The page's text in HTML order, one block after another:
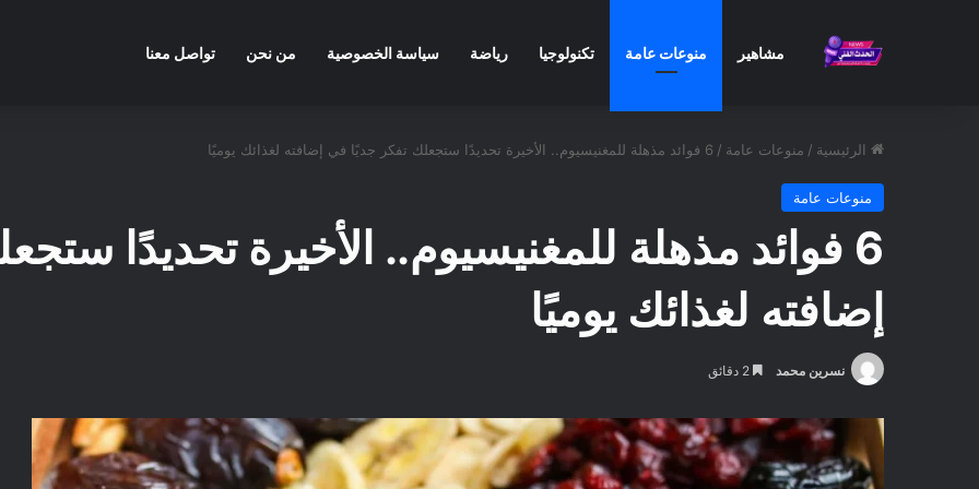
مشاهير منوعات عامة تكنولوجيا رياضة سياسة الخصوصية من نحن تواصل معنا
الرئيسية / منوعات عامة / 6 فوائد مذهلة للمغنيسيوم.. الأخيرة تحديدًا ستجعلك تفكر جديًا في إضافته لغذائك يوميًا
منوعات عامة
6 فوائد مذهلة للمغنيسيوم.. الأخيرة تحديدًا
إضافته لغذائك يوميًا
نسرين محمد